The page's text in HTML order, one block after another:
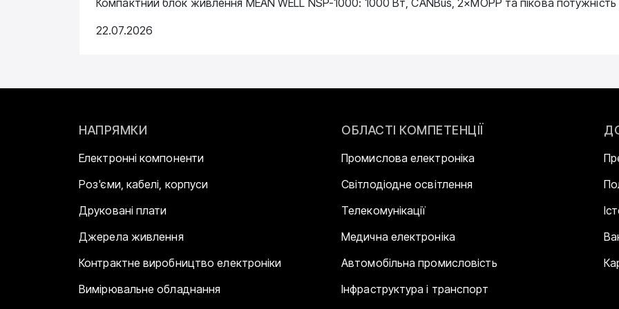
22.07.2026
НАПРЯМКИ
Електронні компоненти
Роз'єми, кабелі, корпуси
Друковані плати
Джерела живлення
Контрактне виробництво електроніки
Вимірювальне обладнання
ОБЛАСТІ КОМПЕТЕНЦІЇ
Промислова електроніка
Світлодіодне освітлення
Телекомунікації
Медична електроніка
Автомобільна промисловість
Інфраструктура і транспорт